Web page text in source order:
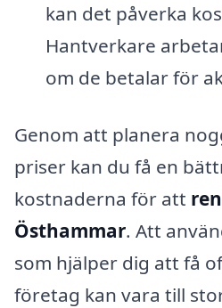
kan det påverka
Hantverkare
om de betalar för
Genom att planera
priser kan du få en
kostnaderna för att
Östhammar. Att
som hjälper dig att få
företag kan vara till